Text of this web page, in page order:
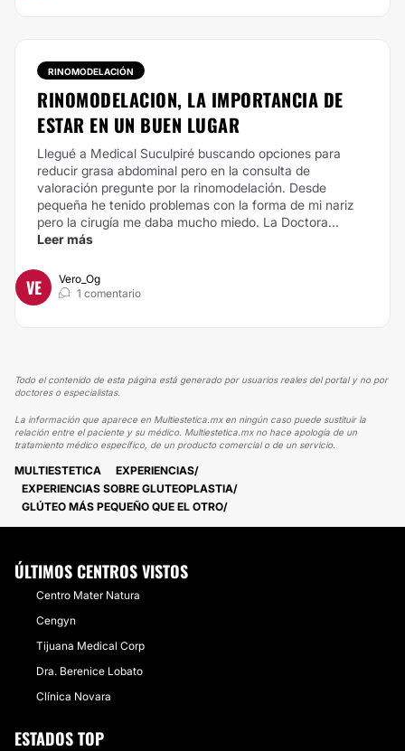
RINOMODELACIÓN
RINOMODELACION, LA IMPORTANCIA DE
ESTAR EN UN BUEN LUGAR
Llegué a Medical Suculpiré buscando opciones para
reducir grasa abdominal pero en la consulta de
valoración pregunte por la rinomodelación. Desde
pequeña he tenido problemas con la forma de mi nariz
pero la cirugía me daba mucho miedo. La Doctora...
Leer más
VE
Vero_Og
1 comentario
Todo el contenido de esta página está generado por usuarios reales del portal y no por
doctores o especialistas.
La información que aparece en Multiestetica.mx en ningún caso puede sustituir la
relación entre el paciente y su médico. Multiestetica.mx no hace apología de un
tratamiento médico específico, de un producto comercial o de un servicio.
MULTIESTETICA
EXPERIENCIAS
EXPERIENCIAS SOBRE GLUTEOPLASTIA
GLÚTEO MÁS PEQUEÑO QUE EL OTRO
ÚLTIMOS CENTROS VISTOS
Centro Mater Natura
Cengyn
Tijuana Medical Corp
Dra. Berenice Lobato
Clínica Novara
ESTADOS TOP